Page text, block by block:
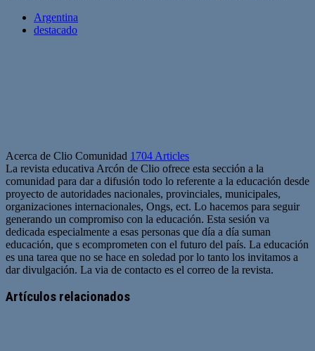
Argentina
destacado
Acerca de Clio Comunidad 1704 Articles
La revista educativa Arcón de Clio ofrece esta sección a la
comunidad para dar a difusión todo lo referente a la educación desde
proyecto de autoridades nacionales, provinciales, municipales,
organizaciones internacionales, Ongs, ect. Lo hacemos para seguir
generando un compromiso con la educación. Esta sesión va
dedicada especialmente a esas personas que día a día suman
educación, que s ecomprometen con el futuro del país. La educación
es una tarea que no se hace en soledad por lo tanto los invitamos a
dar divulgación. La via de contacto es el correo de la revista.
web
Artículos relacionados